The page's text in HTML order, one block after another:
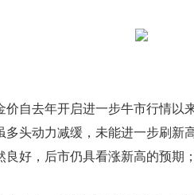
去年开启进一步牛市行情以
多头动力减缓，未能进一步刷新
好，后市仍具看涨新高的预期；